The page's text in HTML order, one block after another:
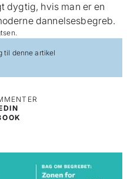
dygtig, hvis man er en
dannelsesbegreb.
til denne artikel